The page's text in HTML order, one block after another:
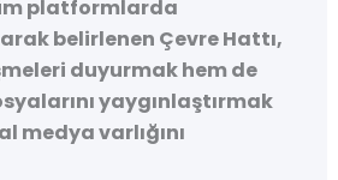
platformlarda
belirlenen Çevre Hattı,
duyurmak hem de
yaygınlaştırmak
medya varlığını